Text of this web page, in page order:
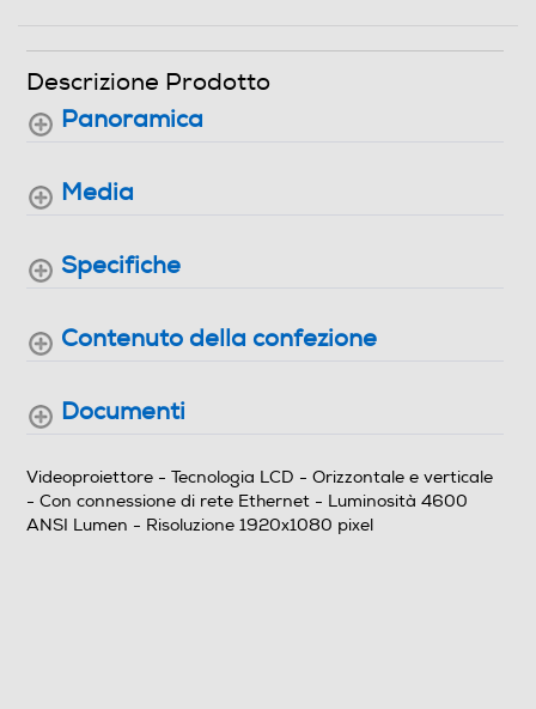
4600
Correzione trapezio Key Stone
Numero HDMI Totali
2
HDMI ARC
Descrizione Prodotto
Panoramica
Media
Specifiche
Contenuto della confezione
Documenti
Videoproiettore - Tecnologia LCD - Orizzontale e verticale
- Con connessione di rete Ethernet - Luminosità 4600
ANSI Lumen - Risoluzione 1920x1080 pixel